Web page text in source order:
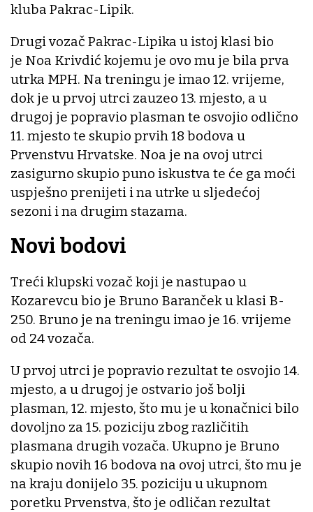
kluba Pakrac-Lipik.
Drugi vozač Pakrac-Lipika u istoj klasi bio
je Noa Krivdić kojemu je ovo mu je bila prva
utrka MPH. Na treningu je imao 12. vrijeme,
dok je u prvoj utrci zauzeo 13. mjesto, a u
drugoj je popravio plasman te osvojio odlično
11. mjesto te skupio prvih 18 bodova u
Prvenstvu Hrvatske. Noa je na ovoj utrci
zasigurno skupio puno iskustva te će ga moći
uspješno prenijeti i na utrke u sljedećoj
sezoni i na drugim stazama.
Novi bodovi
Treći klupski vozač koji je nastupao u
Kozarevcu bio je Bruno Baranček u klasi B-
250. Bruno je na treningu imao je 16. vrijeme
od 24 vozača.
U prvoj utrci je popravio rezultat te osvojio 14.
mjesto, a u drugoj je ostvario još bolji
plasman, 12. mjesto, što mu je u konačnici bilo
dovoljno za 15. poziciju zbog različitih
plasmana drugih vozača. Ukupno je Bruno
skupio novih 16 bodova na ovoj utrci, što mu je
na kraju donijelo 35. poziciju u ukupnom
poretku Prvenstva, što je odličan rezultat